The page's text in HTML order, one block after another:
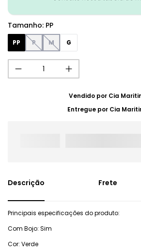
Tamanho: PP
PP P M G
Vendido por Cia
Entregue por Cia
Frete
Principais especificações do produto:
Com Bojo: Sim
Cor: Verde